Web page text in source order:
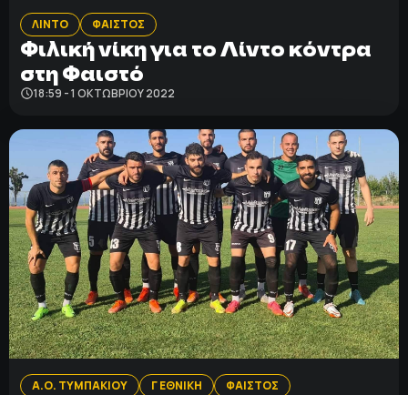
ΛΙΝΤΟ ΦΑΙΣΤΟΣ
Φιλική νίκη για το Λίντο κόντρα
στη Φαιστό
18:59 - 1 ΟΚΤΩΒΡΊΟΥ 2022
Α.Ο. ΤΥΜΠΑΚΙΟΥ Γ ΕΘΝΙΚΗ ΦΑΙΣΤΟΣ